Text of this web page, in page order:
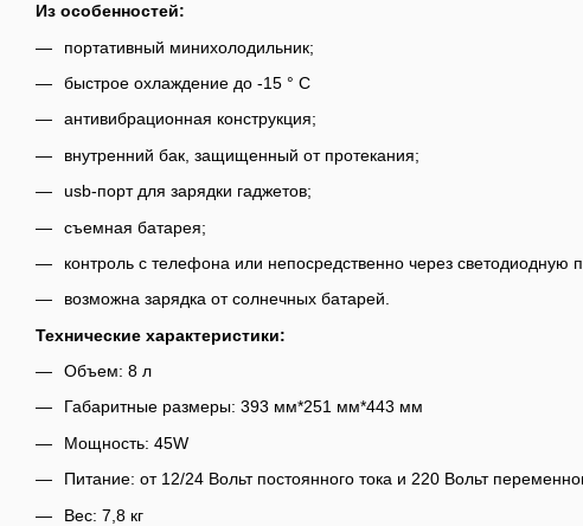
Из особенностей:
портативный минихолодильник;
быстрое охлаждение до -15 ° C
антивибрационная конструкция;
внутренний бак, защищенный от протекания;
usb-порт для зарядки гаджетов;
съемная батарея;
контроль с телефона или непосредственно через светодиодную
возможна зарядка от солнечных батарей.
Технические характеристики:
Объем: 8 л
Габаритные размеры: 393 мм*251 мм*443 мм
Мощность: 45W
Питание: от 12/24 Вольт постоянного тока и 220 Вольт
Вес: 7,8 кг